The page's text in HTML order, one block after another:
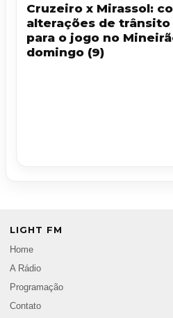
Cruzeiro x Mirassol:
alterações de
para o jogo no
domingo (9)
LIGHT FM
Home
A Rádio
Programação
Contato